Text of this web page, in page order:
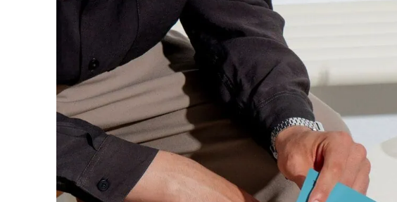
USA